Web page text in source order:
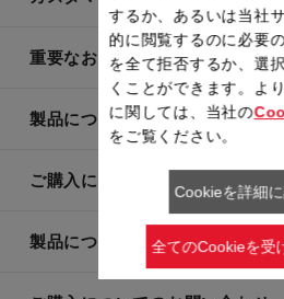
重要なお知らせ
製品についてのよくあるご質問
ご購入についてのよくあるご質
製品についてのお問い合わせ
するか、あるいは当社
的に閲覧するのに必要
を全て拒否するか、選
くことができます。よ
に関しては、当社の
をご覧ください。
Cookieを詳細
全てのCookieを受